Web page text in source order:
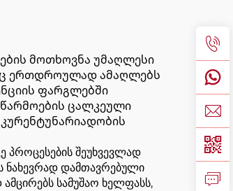
მოთხოვნა უმაღლესი
ერთდროულად ამაღლებს
ფარგლებში
ცალკეული
შეუხვევლად
ნახევრად დამთავრებული
სამუშაო ხელფასს,